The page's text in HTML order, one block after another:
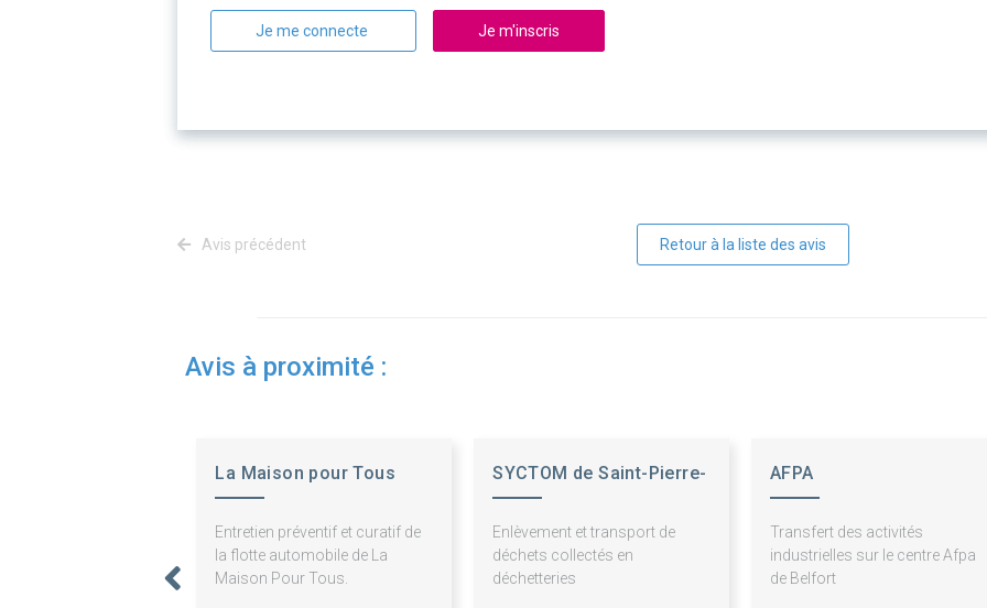
Je me connecte Je m'inscris
Avis précédent Retour à la liste des avis
Avis à proximité :
La Maison pour Tous
Entretien préventif et curatif de
la flotte automobile de La
Maison Pour Tous.
SYCTOM de Saint-Pierre-
Enlèvement et transport de
déchets collectés en
déchetteries
AFPA
Transfert des activités
industrielles sur le centre Afpa
de Belfort